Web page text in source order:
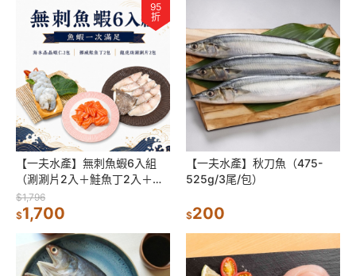
95
折
【一夫水產】無刺魚蝦6入組
（涮涮片2入＋鮭魚丁2入＋白
蝦仁2入）
$1,796
$1,700
【一夫水產】秋刀魚（475-
525g/3尾/包）
$200